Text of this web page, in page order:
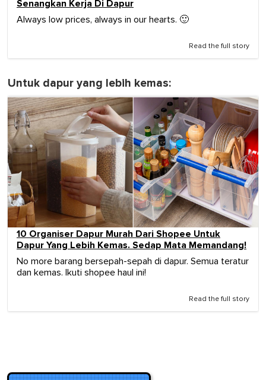
Senangkan Kerja Di Dapur
Always low prices, always in our hearts. 🙂
Read the full story
Untuk dapur yang lebih kemas:
10 Organiser Dapur Murah Dari Shopee Untuk
Dapur Yang Lebih Kemas. Sedap Mata Memandang!
No more barang bersepah-sepah di dapur. Semua teratur
dan kemas. Ikuti shopee haul ini!
Read the full story